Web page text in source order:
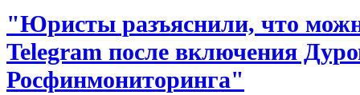
"Юристы разъяснили, что
Telegram после включения
Росфинмониторинга"